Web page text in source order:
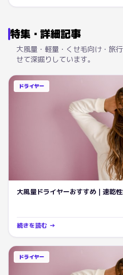
特集・詳細記事
大風量・軽量・くせ毛向け・旅
せて深掘りしています。
ドライヤー
大風量ドライヤーおすすめ｜速乾
続きを読む →
ドライヤー